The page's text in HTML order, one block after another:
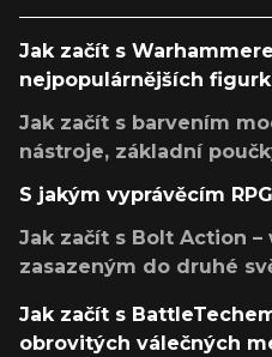
Jak začít s
nejpopulárnějších
Jak začít s barvením
nástroje, základní
S jakým vyprávěcím
Jak začít s Bolt Action
zasazeným do druhé
Jak začít s
obrovitých válečných